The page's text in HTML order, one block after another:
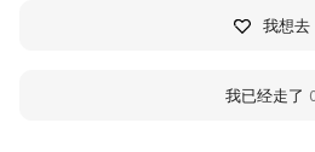
我想去
我已经走了